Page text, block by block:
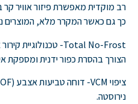
רב מוקדית מאפשרת פיזור אוויר
כך גם כאשר המקרר מלא, המוצרים
הצורך בהסרת כפור ידנית ומספקת
נירוסטה.